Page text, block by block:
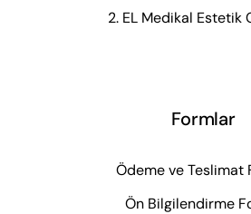
2. EL Medikal Estetik
Formlar
Ödeme ve Teslimat
Ön Bilgilendirme